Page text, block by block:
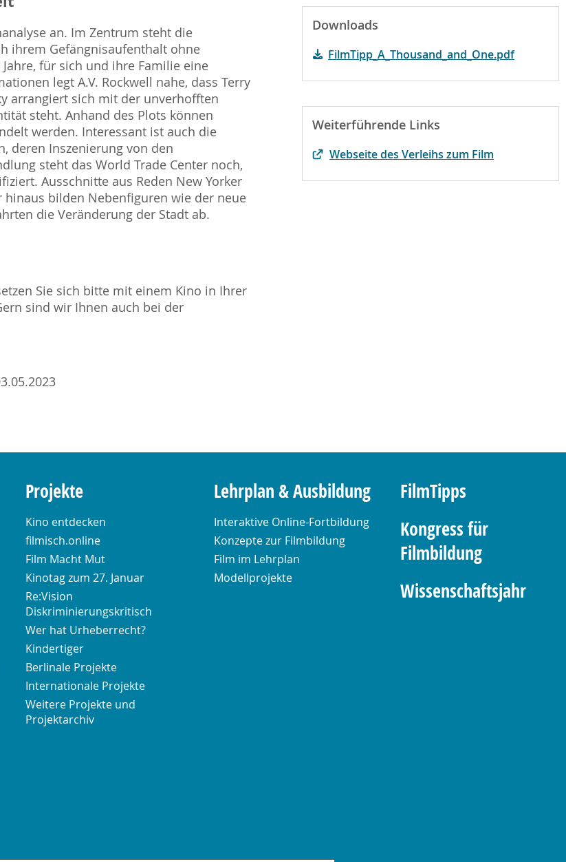
an. Im Zentrum steht die
ihrem Gefängnisaufenthalt ohne
für sich und ihre Familie eine
legt A.V. Rockwell nahe, dass Terry
arrangiert sich mit der unverhofften
steht. Anhand des Plots können
werden. Interessant ist auch die
deren Inszenierung von den
steht das World Trade Center noch,
Ausschnitte aus Reden New Yorker
bilden Nebenfiguren wie der neue
die Veränderung der Stadt ab.
Sie sich bitte mit einem Kino in Ihrer
sind wir Ihnen auch bei der
Downloads
FilmTipp_A_Thousand_and_One.pdf
Weiterführende Links
Webseite des Verleihs zum Film
Projekte
Kino entdecken
filmisch.online
Film Macht Mut
Kinotag zum 27. Januar
Re:Vision
Diskriminierungskritisch
Wer hat Urheberrecht?
Kindertiger
Berlinale Projekte
Internationale Projekte
Weitere Projekte und
Projektarchiv
Lehrplan & Ausbildung
Interaktive Online-Fortbildung
Konzepte zur Filmbildung
Film im Lehrplan
Modellprojekte
FilmTipps
Kongress für
Filmbildung
Wissenschaftsjahr